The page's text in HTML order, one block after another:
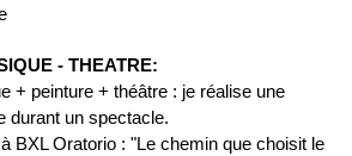
- THEATRE:
+ peinture + théâtre : je réalise une
durant un spectacle.
BXL Oratorio : "Le chemin que choisit le